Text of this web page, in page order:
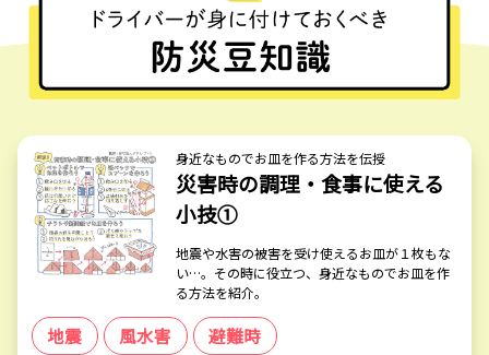
身近なものでお皿を作る方法を伝授
災害時の調理・食事に使える
小技①
地震や水害の被害を受け使えるお皿が１枚もな
い…。その時に役立つ、身近なものでお皿を作
る方法を紹介。
地震 風水害
避難時